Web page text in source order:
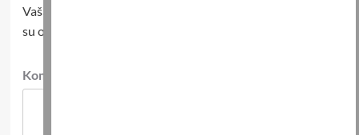
Vaša adresa e-pošte neće biti objavljena.
su označena sa
Komentar